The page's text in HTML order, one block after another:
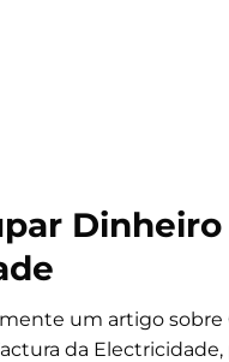
Dinheiro
um artigo sobre
da